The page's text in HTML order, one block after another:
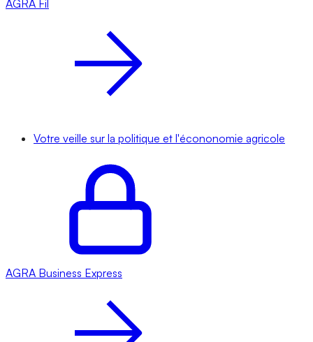
AGRA Fil
Votre veille sur la politique et l'écononomie agricole
AGRA Business Express